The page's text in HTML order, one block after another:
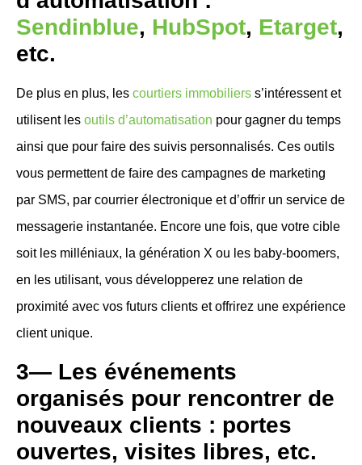
Sendinblue, HubSpot, Etarget,
etc.
De plus en plus, les courtiers immobiliers s’intéressent et
utilisent les outils d’automatisation pour gagner du temps
ainsi que pour faire des suivis personnalisés. Ces outils
vous permettent de faire des campagnes de marketing
par SMS, par courrier électronique et d’offrir un service de
messagerie instantanée. Encore une fois, que votre cible
soit les milléniaux, la génération X ou les baby-boomers,
en les utilisant, vous développerez une relation de
proximité avec vos futurs clients et offrirez une expérience
client unique.
3— Les événements
organisés pour rencontrer de
nouveaux clients : portes
ouvertes, visites libres, etc.